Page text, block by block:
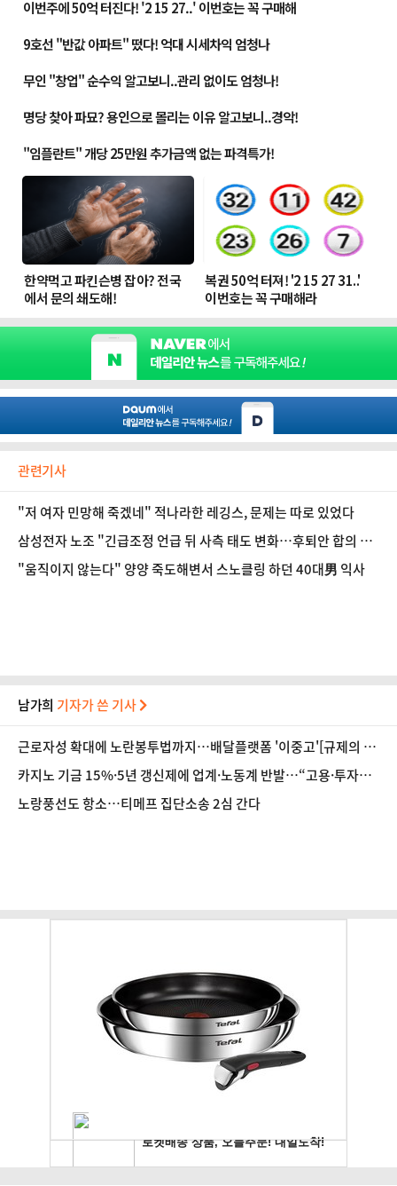
관련기사
"저 여자 민망해 죽겠네" 적나라한 레깅스, 문제는 따로 있었다
삼성전자 노조 "긴급조정 언급 뒤 사측 태도 변화…후퇴안 합의 못
해"
"움직이지 않는다" 양양 죽도해변서 스노클링 하던 40대男 익사
남가희 기자가 쓴 기사
근로자성 확대에 노란봉투법까지…배달플랫폼 '이중고'[규제의 청
구서②]
카지노 기금 15%·5년 갱신제에 업계·노동계 반발…“고용·투자
흔들”
노랑풍선도 항소…티메프 집단소송 2심 간다